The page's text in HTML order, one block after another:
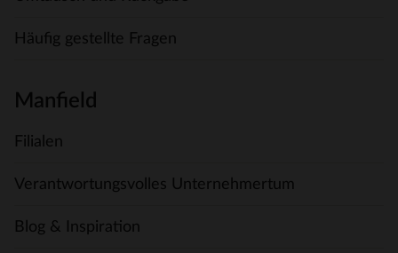
Häufig gestellte Fragen
Manfield
Filialen
Verantwortungsvolles Unternehmertum
Blog & Inspiration